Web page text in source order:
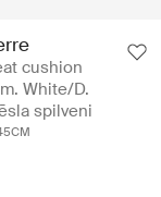
cushion
White/D.
spilveni